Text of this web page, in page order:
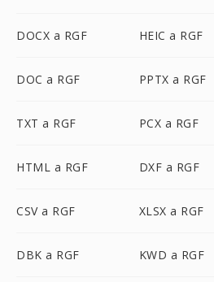
DOCX a RGF HEIC a RGF
DOC a RGF PPTX a RGF
TXT a RGF PCX a RGF
HTML a RGF DXF a RGF
CSV a RGF XLSX a RGF
DBK a RGF KWD a RGF